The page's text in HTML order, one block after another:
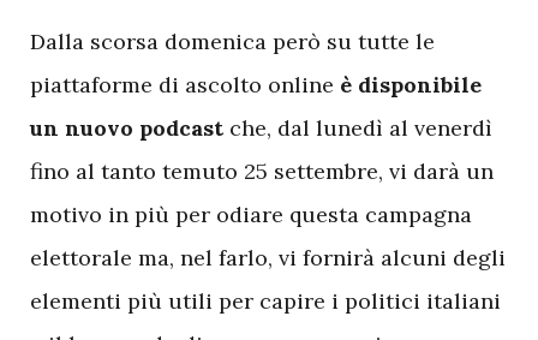
Dalla scorsa domenica però su tutte le
piattaforme di ascolto online è disponibile
un nuovo podcast che, dal lunedì al venerdì
fino al tanto temuto 25 settembre, vi darà un
motivo in più per odiare questa campagna
elettorale ma, nel farlo, vi fornirà alcuni degli
elementi più utili per capire i politici italiani